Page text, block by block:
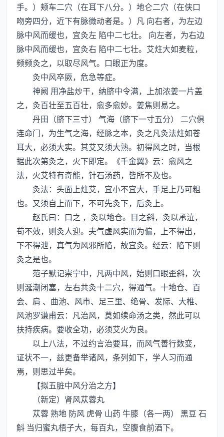
手。）颊车二穴（在耳下八分。）地仑二穴（在侠口
吻旁四分，近下有脉微动者是。）凡 向右者，为左边
脉中风而缓也，宜灸左 陷中二七壮。 向左者，为右边
脉中风而缓也，宜灸右 陷中二七壮。艾炷大如麦粒，
频频灸之，以取尽风气。口眼正为度。
灸中风卒厥，危急等症。
神阙 用净盐炒干，纳脐中令满，上加浓姜一片盖
之，灸百壮至五百壮，愈多愈妙。姜焦则易之。
丹田（脐下三寸） 气海（脐下一寸五分） 二穴俱
连命门，为生气之海，经脉之本，灸之凡灸法炷如苍
耳大，必须大实。其艾又须大熟。初得风之时，当根
据此次第灸之，火下即定。《千金翼》云：愈风之
法，火艾特有奇能，针石汤药，皆所不及也。
灸法：头面上炷艾，宜小不宜大，手足上乃可粗
也。又须自上而下，不可先灸下，后灸上。
赵氏曰：口之 ，灸以地仓。目之斜，灸以承泣，
苟不效，则灸人迎。夫气虚风实而为偏，上不得出，
下不得泄，真气为风邪所陷，故宜灸。经云：陷下则
灸之是也。
范子默记崇宁中，凡两中风，始则口眼歪斜，次
则涎潮闭塞，左右共灸十二穴，得通气。十地仓、百
会、肩 、曲池、风市、足三里、绝骨、发际、大椎、
风池罗谦甫云：凡治风，莫如续命汤之类，然此可以
扶持疾病。要收全功，必须艾火为良。
以上八法，不过约言治要耳，而风气善行数变，
证状不一，兹更备举诸风，条列如下，学人习而通
焉，则思过半矣。
【拟五脏中风分治之方】
（新定）肾风苁蓉丸
苁蓉 熟地 防风 虎骨 山药 牛膝（各一两） 黑豆 石
斛 当归蜜丸梧子大，每百丸，空腹食前酒下。